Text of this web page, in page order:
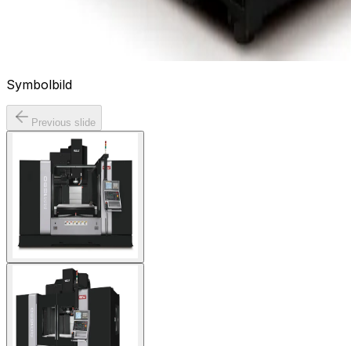
Symbolbild
Previous slide